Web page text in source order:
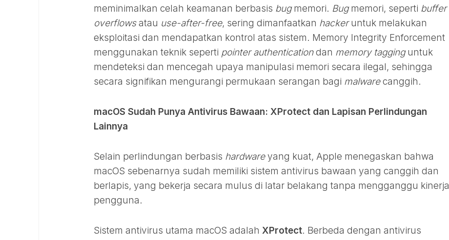
meminimalkan celah keamanan berbasis bugmemori. Bugmemori, seperti buffer
overflowsatau use-after-free, sering dimanfaatkan hackeruntuk melakukan
eksploitasi dan mendapatkan kontrol atas sistem. Memory Integrity Enforcement
menggunakan teknik seperti pointer authenticationdan memory tagginguntuk
mendeteksi dan mencegah upaya manipulasi memori secara ilegal, sehingga
secara signifikan mengurangi permukaan serangan bagi malwarecanggih.
macOS Sudah Punya Antivirus Bawaan: XProtect dan Lapisan Perlindungan
Lainnya
Selain perlindungan berbasis hardwareyang kuat, Apple menegaskan bahwa
macOS sebenarnya sudah memiliki sistem antivirus bawaan yang canggih dan
berlapis, yang bekerja secara mulus di latar belakang tanpa mengganggu kinerja
pengguna.
Sistem antivirus utama macOS adalah XProtect. Berbeda dengan antivirus